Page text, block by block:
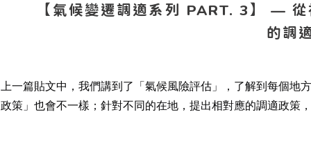
【氣候變遷調適系列 PART. 3】 —
的調
上一篇貼文中，我們講到了「氣候風險評估」，了解到每個地
政策」也會不一樣；針對不同的在地，提出相對應的調適政策